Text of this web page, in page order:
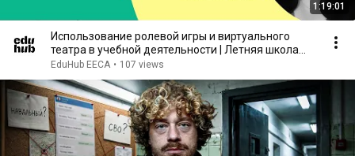
1:19:01
Использование ролевой игры и виртуального
театра в учебной деятельности | Летняя школа
EduHub
EduHub EECA • 107 views